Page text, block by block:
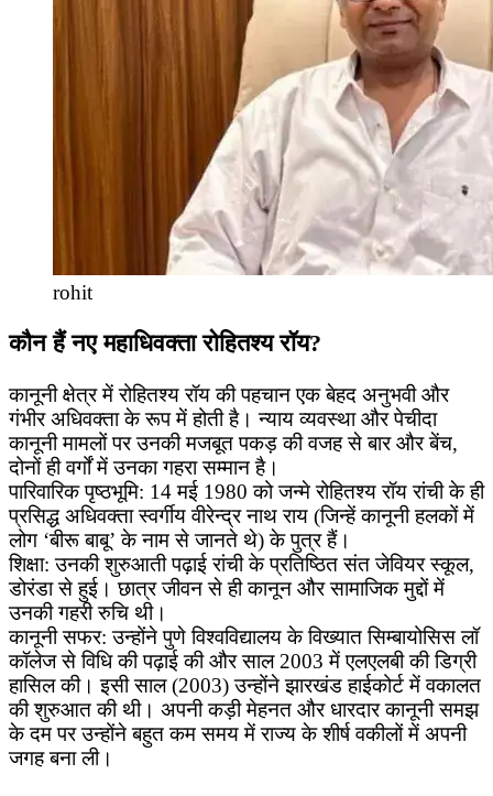
rohit
कौन हैं नए महाधिवक्ता रोहितश्य रॉय?
​कानूनी क्षेत्र में रोहितश्य रॉय की पहचान एक बेहद अनुभवी और
गंभीर अधिवक्ता के रूप में होती है। न्याय व्यवस्था और पेचीदा
कानूनी मामलों पर उनकी मजबूत पकड़ की वजह से बार और बेंच,
दोनों ही वर्गों में उनका गहरा सम्मान है।
​पारिवारिक पृष्ठभूमि: 14 मई 1980 को जन्मे रोहितश्य रॉय रांची के ही
प्रसिद्ध अधिवक्ता स्वर्गीय वीरेन्द्र नाथ राय (जिन्हें कानूनी हलकों में
लोग ‘बीरू बाबू’ के नाम से जानते थे) के पुत्र हैं।
​शिक्षा: उनकी शुरुआती पढ़ाई रांची के प्रतिष्ठित संत जेवियर स्कूल,
डोरंडा से हुई। छात्र जीवन से ही कानून और सामाजिक मुद्दों में
उनकी गहरी रुचि थी।
​कानूनी सफर: उन्होंने पुणे विश्वविद्यालय के विख्यात सिम्बायोसिस लॉ
कॉलेज से विधि की पढ़ाई की और साल 2003 में एलएलबी की डिग्री
हासिल की। इसी साल (2003) उन्होंने झारखंड हाईकोर्ट में वकालत
की शुरुआत की थी। अपनी कड़ी मेहनत और धारदार कानूनी समझ
के दम पर उन्होंने बहुत कम समय में राज्य के शीर्ष वकीलों में अपनी
जगह बना ली।